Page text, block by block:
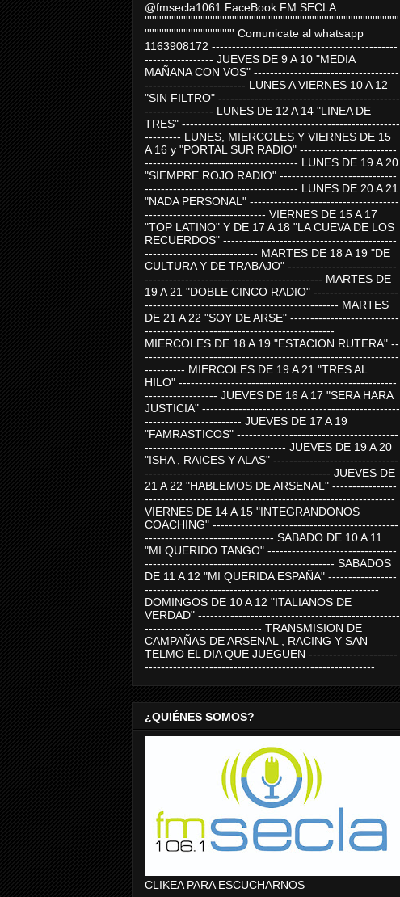
@fmsecla1061 FaceBook FM SECLA
'''''''''''''''''''''''''''''''''''''''''''''''''''''''''''''''''''''''''''''''''''''''''''''''''''''''''
''''''''''''''''''''''''''''''''''''' Comunicate al whatsapp
1163908172 ----------------------------------------------
----------------- JUEVES DE 9 A 10 "MEDIA
MAÑANA CON VOS" ------------------------------------
------------------------- LUNES A VIERNES 10 A 12
"SIN FILTRO" ---------------------------------------------
----------------- LUNES DE 12 A 14 "LINEA DE
TRES" ------------------------------------------------------
--------- LUNES, MIERCOLES Y VIERNES DE 15
A 16 y "PORTAL SUR RADIO" ------------------------
-------------------------------------- LUNES DE 19 A 20
"SIEMPRE ROJO RADIO" -----------------------------
-------------------------------------- LUNES DE 20 A 21
"NADA PERSONAL" -------------------------------------
------------------------------ VIERNES DE 15 A 17
"TOP LATINO" Y DE 17 A 18 "LA CUEVA DE LOS
RECUERDOS" -------------------------------------------
---------------------------- MARTES DE 18 A 19 "DE
CULTURA Y DE TRABAJO" ---------------------------
-------------------------------------------- MARTES DE
19 A 21 "DOBLE CINCO RADIO" ---------------------
------------------------------------------------ MARTES
DE 21 A 22 "SOY DE ARSE" ---------------------------
-----------------------------------------------
MIERCOLES DE 18 A 19 "ESTACION RUTERA" --
---------------------------------------------------------------
---------- MIERCOLES DE 19 A 21 "TRES AL
HILO" ------------------------------------------------------
------------------ JUEVES DE 16 A 17 "SERA HARA
JUSTICIA" -------------------------------------------------
------------------------ JUEVES DE 17 A 19
"FAMRASTICOS" ----------------------------------------
----------------------------------- JUEVES DE 19 A 20
"ISHA , RAICES Y ALAS" -------------------------------
---------------------------------------------- JUEVES DE
21 A 22 "HABLEMOS DE ARSENAL" ----------------
--------------------------------------------------------------
VIERNES DE 14 A 15 "INTEGRANDONOS
COACHING" ----------------------------------------------
-------------------------------- SABADO DE 10 A 11
"MI QUERIDO TANGO" --------------------------------
----------------------------------------------- SABADOS
DE 11 A 12 "MI QUERIDA ESPAÑA" -----------------
----------------------------------------------------------
DOMINGOS DE 10 A 12 "ITALIANOS DE
VERDAD" --------------------------------------------------
----------------------------- TRANSMISION DE
CAMPAÑAS DE ARSENAL , RACING Y SAN
TELMO EL DIA QUE JUEGUEN ----------------------
---------------------------------------------------------
¿QUIÉNES SOMOS?
CLIKEA PARA ESCUCHARNOS